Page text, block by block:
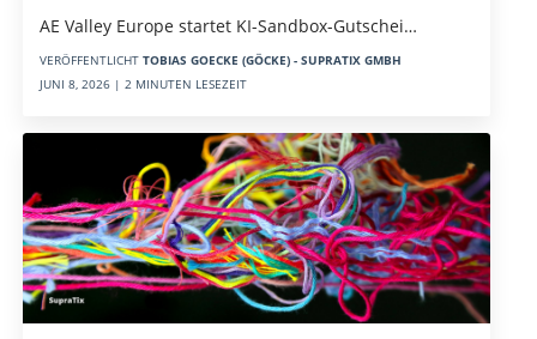
AE Valley Europe startet KI-Sandbox-Gutschei…
VERÖFFENTLICHT TOBIAS GOECKE (GÖCKE) - SUPRATIX GMBH
JUNI 8, 2026 | 2 MINUTEN LESEZEIT